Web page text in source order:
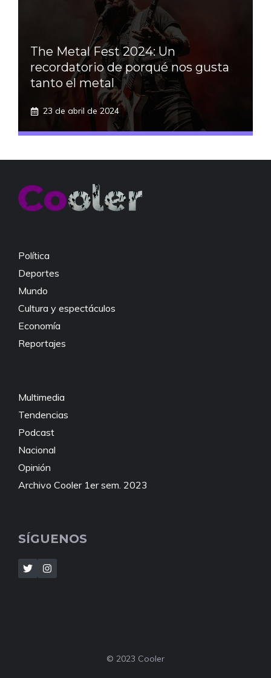
The Metal Fest 2024: Un
recordatorio de porqué nos gusta
tanto el metal
23 de abril de 2024
Política
Deportes
Mundo
Cultura y espectáculos
Economía
Reportajes
Multimedia
Tendencias
Podcast
Nacional
Opinión
Archivo Cooler 1er sem. 2023
SÍGUENOS
© 2023 Cooler